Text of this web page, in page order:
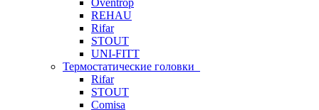
Oventrop
REHAU
Rifar
STOUT
UNI-FITT
Термостатические головки
Rifar
STOUT
Comisa